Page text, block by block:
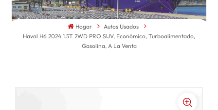
Hogar
Autos Usados
Haval H6 2024 1.5T 2WD PRO SUV, Económico, Turboalimentado,
Gasolina, A La Venta